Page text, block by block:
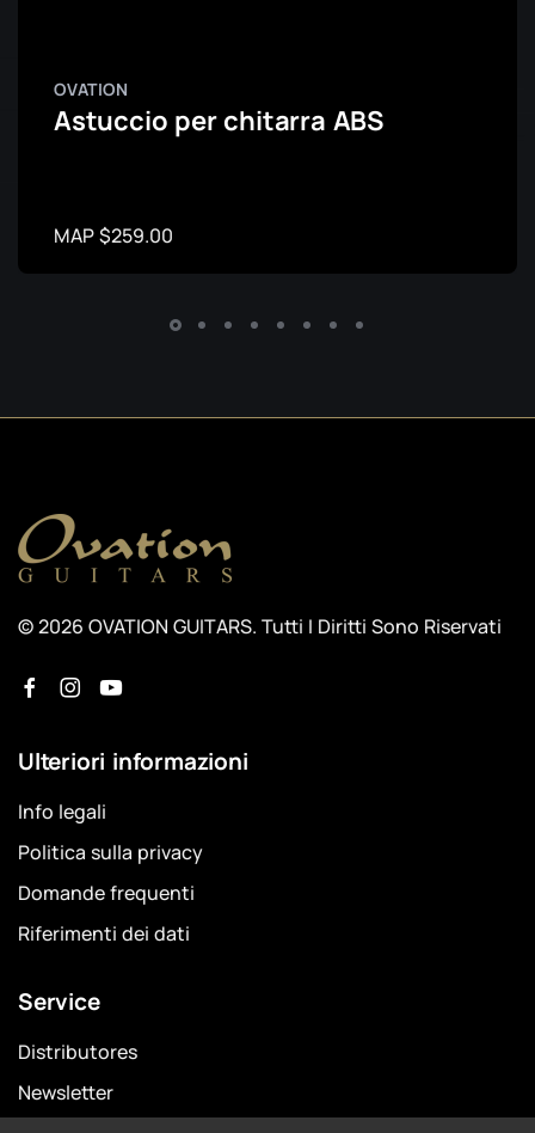
OVATION
Astuccio per chitarra ABS
MAP $259.00
© 2026 OVATION GUITARS. Tutti I Diritti Sono Riservati
Ulteriori informazioni
Info legali
Politica sulla privacy
Domande frequenti
Riferimenti dei dati
Service
Distributores
Newsletter